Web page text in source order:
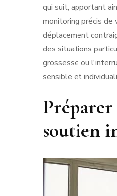
qui suit, apportant
monitoring précis
déplacement
des situations
grossesse ou
sensible et
soutien